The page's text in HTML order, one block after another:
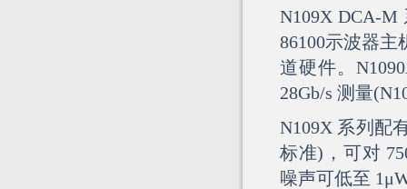
N109X DCA-
86100示波器
道硬件。
28Gb/s 测量
N109X 系列配
标准)，可对
噪声可低至